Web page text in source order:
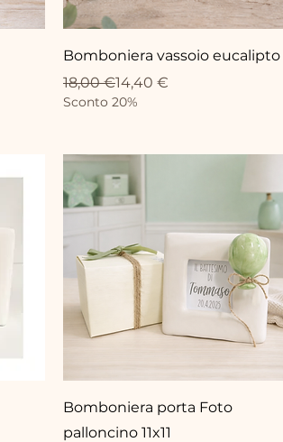
Bomboniera vassoio eucalipto
Prix original
18,00 €
Prix promotionnel
14,40 €
Sconto 20%
Bomboniera porta Foto
palloncino 11x11